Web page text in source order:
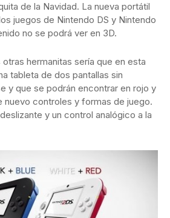
de la Navidad. La nueva portátil
juegos de Nintendo DS y Nintendo
no se podrá ver en 3D.
hermanitas sería que en esta
tableta de dos pantallas sin
y que se podrán encontrar en rojo y
nuevo controles y formas de juego.
y un control analógico a la